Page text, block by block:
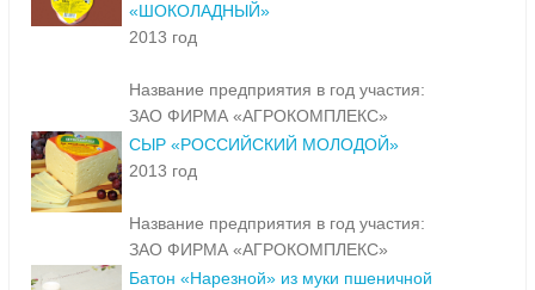
«ШОКОЛАДНЫЙ»
2013 год
Название предприятия в год участия:
ЗАО ФИРМА «АГРОКОМПЛЕКС»
СЫР «РОССИЙСКИЙ МОЛОДОЙ»
2013 год
Название предприятия в год участия:
ЗАО ФИРМА «АГРОКОМПЛЕКС»
Батон «Нарезной» из муки пшеничной